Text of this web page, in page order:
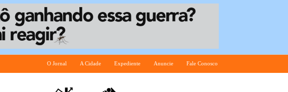
O Jornal A Cidade Expediente Anuncie Fale Conosco